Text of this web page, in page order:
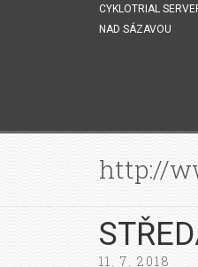
CYKLOTRIAL
NAD SÁZAVOU
http://
11. 7. 2018